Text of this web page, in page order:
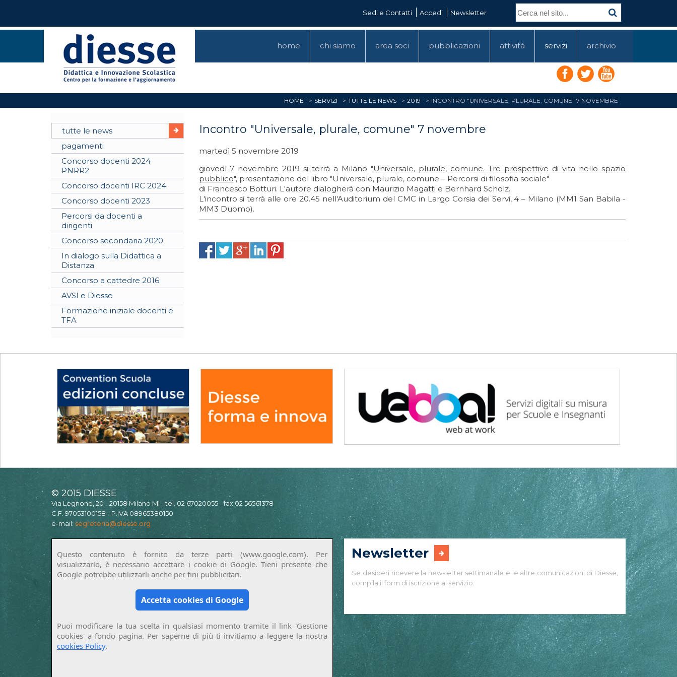
Sedi e Contatti Accedi Newsletter
home chi siamo area soci pubblicazioni attività servizi archivio
HOME SERVIZI TUTTE LE NEWS 2019 INCONTRO "UNIVERSALE, PLURALE, COMUNE" 7 NOVEMBRE
tutte le news
pagamenti
Concorso docenti 2024
PNRR2
Concorso docenti IRC 2024
Concorso docenti 2023
Percorsi da docenti a
dirigenti
Concorso secondaria 2020
In dialogo sulla Didattica a
Distanza
Concorso a cattedre 2016
AVSI e Diesse
Formazione iniziale docenti e
TFA
Incontro "Universale, plurale, comune" 7 novembre
martedì 5 novembre 2019
giovedì 7 novembre 2019 si terrà a Milano "Universale, plurale, comune. Tre prospettive di vita nello spazio
pubblico", presentazione del libro "Universale, plurale, comune – Percorsi di filosofia sociale"
di Francesco Botturi. L'autore dialogherà con Maurizio Magatti e Bernhard Scholz.
L'incontro si terrà alle ore 20.45 nell'Auditorium del CMC in Largo Corsia dei Servi, 4 – Milano (MM1 San Babila -
MM3 Duomo).
© 2015 DIESSE
Via Legnone, 20 - 20158 Milano MI - tel. 02 67020055 - fax 02 56561378
C.F. 97053100158 - P.IVA 08965380150
e-mail: segreteria@diesse.org
Questo contenuto è fornito da terze parti (www.google.com). Per
visualizzarlo, è necessario accettare i cookie di Google. Tieni presente che
Google potrebbe utilizzarli anche per fini pubblicitari.
Accetta cookies di Google
Puoi modificare la tua scelta in qualsiasi momento tramite il link 'Gestione
cookies' a fondo pagina. Per saperne di più ti invitiamo a leggere la nostra
cookies Policy.
Newsletter
Se desideri ricevere la newsletter settimanale e le altre comunicazioni di Diesse,
compila il form di iscrizione al servizio.